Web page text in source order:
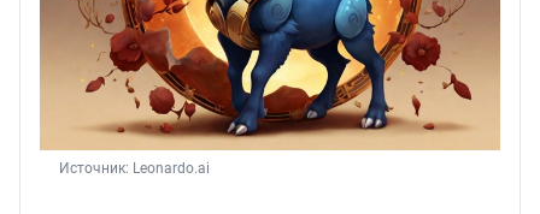
Источник: Leonardo.ai